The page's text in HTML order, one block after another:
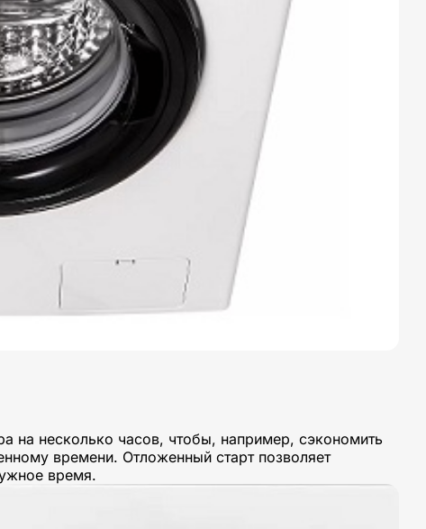
на несколько часов, чтобы, например, сэкономить
времени. Отложенный старт позволяет
время.